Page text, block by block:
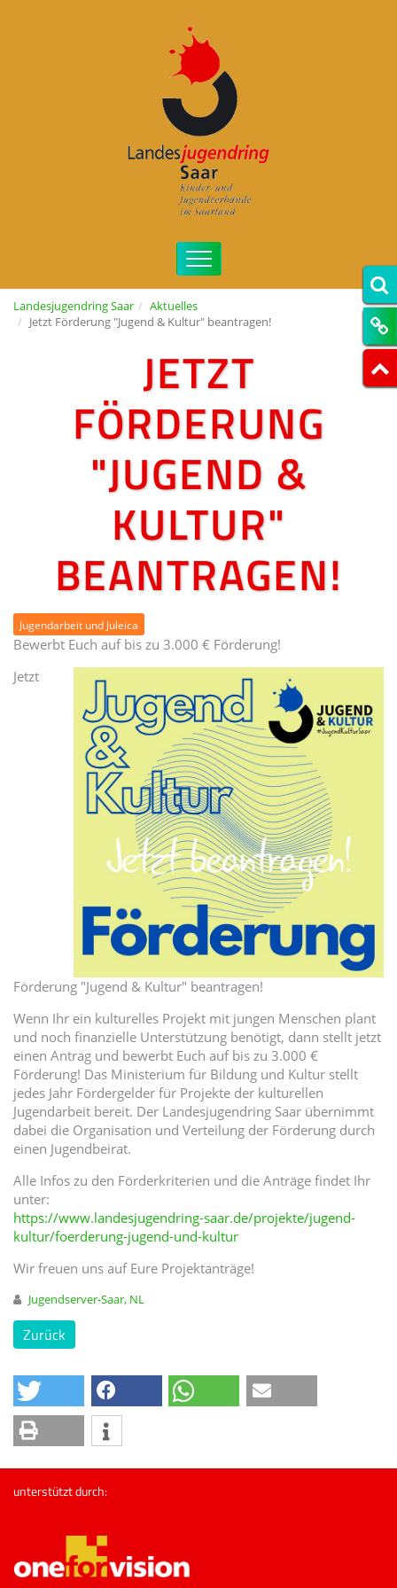
Landesjugendring Saar
Aktuelles
Jetzt Förderung "Jugend & Kultur" beantragen!
JETZT
FÖRDERUNG
"JUGEND &
KULTUR"
BEANTRAGEN!
Jugendarbeit und Juleica
Bewerbt Euch auf bis zu 3.000 € Förderung!
Jetzt
Förderung "Jugend & Kultur" beantragen!
Wenn Ihr ein kulturelles Projekt mit jungen Menschen plant
und noch finanzielle Unterstützung benötigt, dann stellt jetzt
einen Antrag und bewerbt Euch auf bis zu 3.000 €
Förderung! Das Ministerium für Bildung und Kultur stellt
jedes Jahr Fördergelder für Projekte der kulturellen
Jugendarbeit bereit. Der Landesjugendring Saar übernimmt
dabei die Organisation und Verteilung der Förderung durch
einen Jugendbeirat.
Alle Infos zu den Förderkriterien und die Anträge findet Ihr
unter:
https://www.landesjugendring-saar.de/projekte/jugend-
kultur/foerderung-jugend-und-kultur
Wir freuen uns auf Eure Projektanträge!
Jugendserver-Saar, NL
Zurück
unterstützt durch: